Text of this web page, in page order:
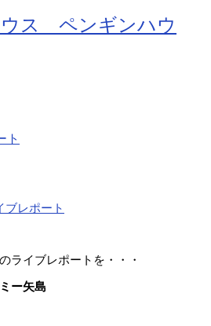
ウス ペンギンハウ
ト
ブレポート
ライブレポートを・・・
ー矢島